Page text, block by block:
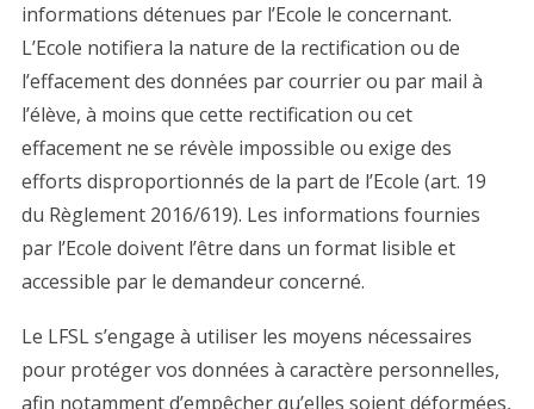
informations détenues par l’Ecole le concernant.
L’Ecole notifiera la nature de la rectification ou de
l’effacement des données par courrier ou par mail à
l’élève, à moins que cette rectification ou cet
effacement ne se révèle impossible ou exige des
efforts disproportionnés de la part de l’Ecole (art. 19
du Règlement 2016/619). Les informations fournies
par l’Ecole doivent l’être dans un format lisible et
accessible par le demandeur concerné.
Le LFSL s’engage à utiliser les moyens nécessaires
pour protéger vos données à caractère personnelles,
afin notamment d’empêcher qu’elles soient déformées,